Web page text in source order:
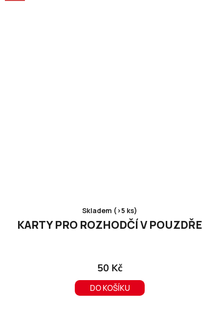
Skladem (>5 ks)
KARTY PRO ROZHODČÍ V POUZDŘE
50 Kč
DO KOŠÍKU